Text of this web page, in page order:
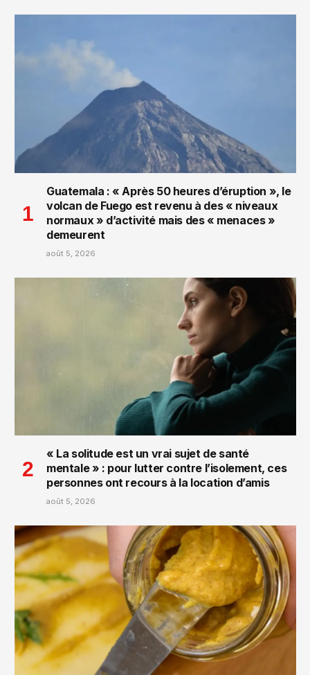
Guatemala : « Après 50 heures d’éruption », le
volcan de Fuego est revenu à des « niveaux
normaux » d’activité mais des « menaces »
demeurent
août 5, 2026
« La solitude est un vrai sujet de santé
mentale » : pour lutter contre l’isolement, ces
personnes ont recours à la location d’amis
août 5, 2026